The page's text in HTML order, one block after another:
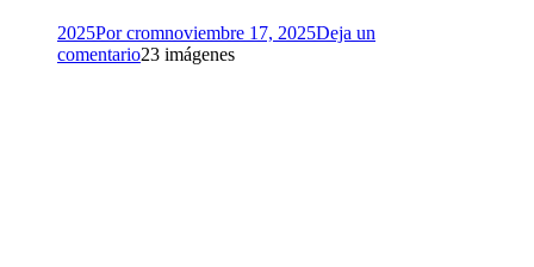
2025Porcromnoviembre 17, 2025Deja un
comentario23 imágenes